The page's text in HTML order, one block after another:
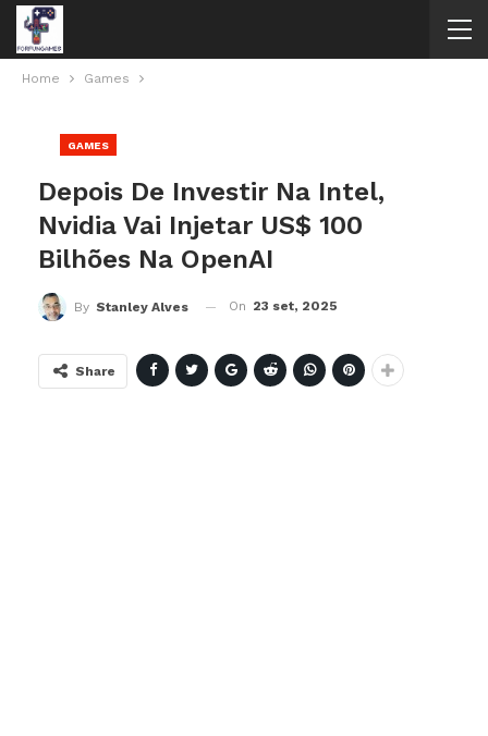
Home Games
GAMES
Depois De Investir Na Intel,
Nvidia Vai Injetar US$ 100
Bilhões Na OpenAI
By Stanley Alves On 23 set, 2025
Share